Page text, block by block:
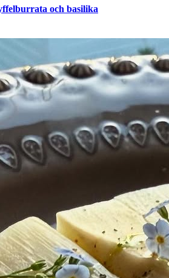
och basilika